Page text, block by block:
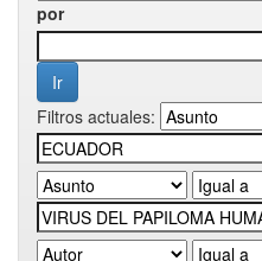
por
Filtros actuales: